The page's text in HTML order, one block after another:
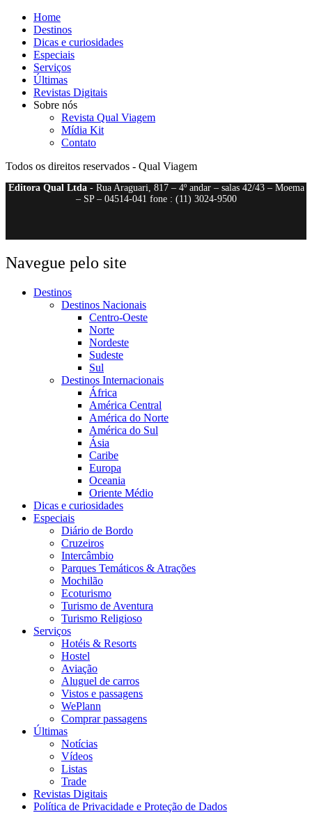
Home
Destinos
Dicas e curiosidades
Especiais
Serviços
Últimas
Revistas Digitais
Sobre nós
Revista Qual Viagem
Mídia Kit
Contato
Todos os direitos reservados - Qual Viagem
Editora Qual Ltda- Rua Araguari, 817 – 4º andar – salas 42/43 – Moema
– SP – 04514-041 fone : (11) 3024-9500
Navegue pelo site
Destinos
Destinos Nacionais
Centro-Oeste
Norte
Nordeste
Sudeste
Sul
Destinos Internacionais
África
América Central
América do Norte
América do Sul
Ásia
Caribe
Europa
Oceania
Oriente Médio
Dicas e curiosidades
Especiais
Diário de Bordo
Cruzeiros
Intercâmbio
Parques Temáticos & Atrações
Mochilão
Ecoturismo
Turismo de Aventura
Turismo Religioso
Serviços
Hotéis & Resorts
Hostel
Aviação
Aluguel de carros
Vistos e passagens
WePlann
Comprar passagens
Últimas
Notícias
Vídeos
Listas
Trade
Revistas Digitais
Política de Privacidade e Proteção de Dados